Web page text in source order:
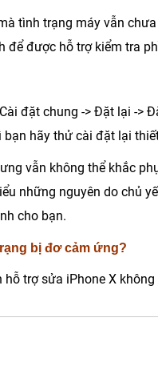
tình trạng máy vẫn
để được hỗ trợ kiểm tra
đặt chung -> Đặt lại ->
hãy thử cài đặt lại
vẫn không thể khắc
những nguyên do chủ
cho bạn.
bị đơ cảm ứng?
hỗ trợsửa iPhone X